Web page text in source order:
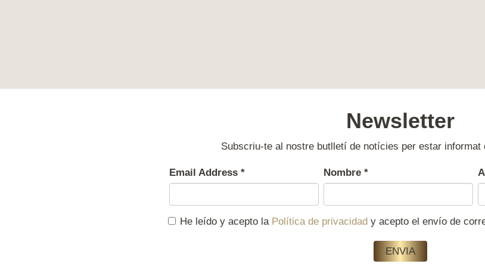
Newsletter
Subscriu-te al nostre butlletí de notícies per estar informat
Email Address * Nombre *
He leído y acepto la Política de privacidad y acepto el envío de
ENVIA